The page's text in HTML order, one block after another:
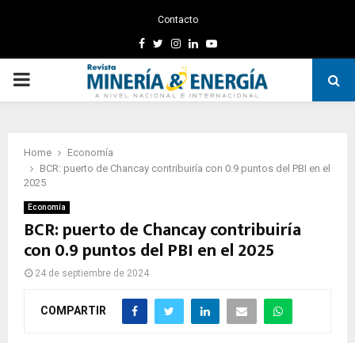
Contacto
Facebook
TwitterInstagram
LinkedinYoutube
PRIMARY
Home
Economía
BCR: puerto de Chancay contribuiría con 0.9 puntos del PBI en el
2025
Economía
BCR: puerto de Chancay contribuiría
con 0.9 puntos del PBI en el 2025
24 de septiembre de 2024
COMPARTIR